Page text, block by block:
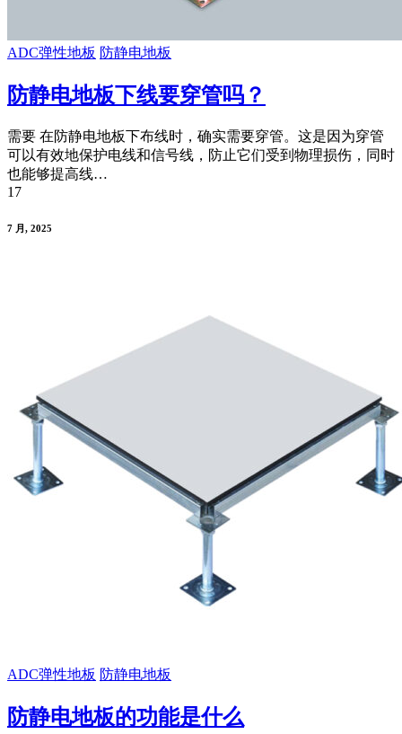
ADC弹性地板 防静电地板
防静电地板下线要穿管吗？
需要 在防静电地板下布线时，确实需要穿管。这是因为穿管
可以有效地保护电线和信号线，防止它们受到物理损伤，同时
也能够提高线…
17
7 月, 2025
ADC弹性地板 防静电地板
防静电地板的功能是什么